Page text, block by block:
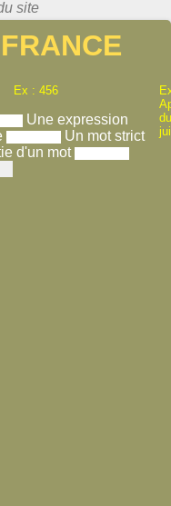
Ex : 456
Une expression
Un mot strict
d'un mot